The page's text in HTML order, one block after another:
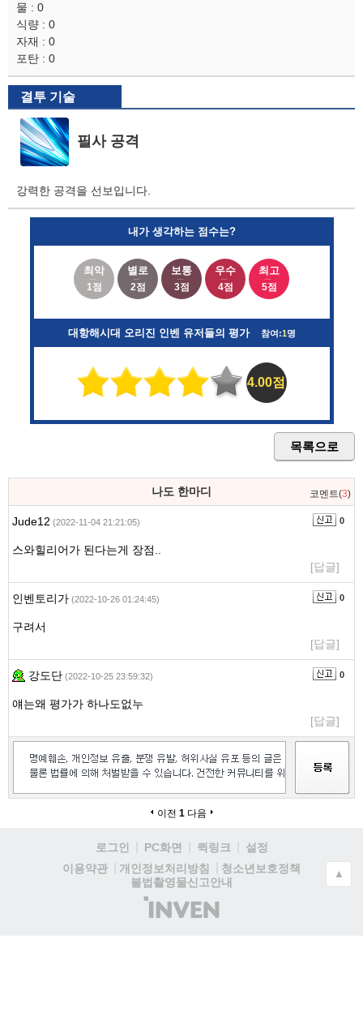
물 : 0
식량 : 0
자재 : 0
포탄 : 0
결투 기술
필사 공격
강력한 공격을 선보입니다.
내가 생각하는 점수는?
최악
1점
별로
2점
보통
3점
우수
4점
최고
5점
대항해시대 오리진 인벤 유저들의 평가 참여:1명
4.00점
목록으로
나도 한마디 코멘트(3)
Jude12 (2022-11-04 21:21:05) 0
스와힐리어가 된다는게 장점..
[답글]
인벤토리가 (2022-10-26 01:24:45) 0
구려서
[답글]
강도단 (2022-10-25 23:59:32) 0
얘는왜 평가가 하나도없누
[답글]
이전 1 다음
로그인 PC화면 퀵링크
설정
이용약관
개인정보처리방침
청소년보호정책
불법촬영물신고안내
(주)
인
▲